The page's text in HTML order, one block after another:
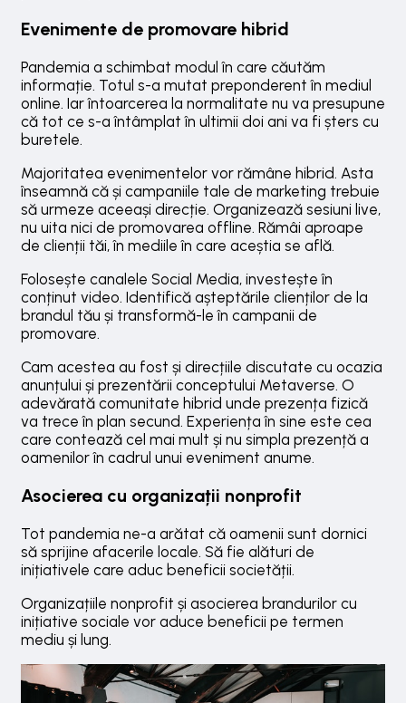
Evenimente de promovare hibrid
Pandemia a schimbat modul în care căutăm
informație. Totul s-a mutat preponderent în mediul
online. Iar întoarcerea la normalitate nu va presupune
că tot ce s-a întâmplat în ultimii doi ani va fi șters cu
buretele.
Majoritatea evenimentelor vor rămâne hibrid. Asta
înseamnă că și campaniile tale de marketing trebuie
să urmeze aceeași direcție. Organizează sesiuni live,
nu uita nici de promovarea offline. Rămâi aproape
de clienții tăi, în mediile în care aceștia se află.
Folosește canalele Social Media, investește în
conținut video. Identifică așteptările clienților de la
brandul tău și transformă-le în campanii de
promovare.
Cam acestea au fost și direcțiile discutate cu ocazia
anunțului și prezentării conceptului Metaverse. O
adevărată comunitate hibrid unde prezența fizică
va trece în plan secund. Experiența în sine este cea
care contează cel mai mult și nu simpla prezență a
oamenilor în cadrul unui eveniment anume.
Asocierea cu organizații nonprofit
Tot pandemia ne-a arătat că oamenii sunt dornici
să sprijine afacerile locale. Să fie alături de
inițiativele care aduc beneficii societății.
Organizațiile nonprofit și asocierea brandurilor cu
inițiative sociale vor aduce beneficii pe termen
mediu și lung.